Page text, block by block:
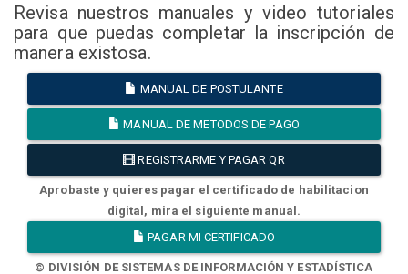
Revisa nuestros manuales y video tutoriales
para que puedas completar la inscripción de
manera existosa.
MANUAL DE POSTULANTE
MANUAL DE METODOS DE PAGO
REGISTRARME Y PAGAR QR
Aprobaste y quieres pagar el certificado de habilitacion
digital, mira el siguiente manual.
PAGAR MI CERTIFICADO
© DIVISIÓN DE SISTEMAS DE INFORMACIÓN Y ESTADÍSTICA